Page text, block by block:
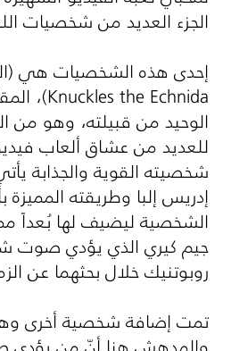
الجزء العديد من شخصيات
إحدى هذه الشخصيات هي
Knuckles the Echnida)،
الوحيد من قبيلته، وهو
للعديد من عشاق ألعاب
شخصيته القوية والجذابة
إدريس إلبا وطريقته
الشخصية ليضيف لها بُعداً
جيم كيري الذي يؤدي صوت
روبوتنيك خلال بحثهما عن
تمت إضافة شخصية أخرى